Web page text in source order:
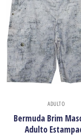
ADULTO
Bermuda Brim
Adulto